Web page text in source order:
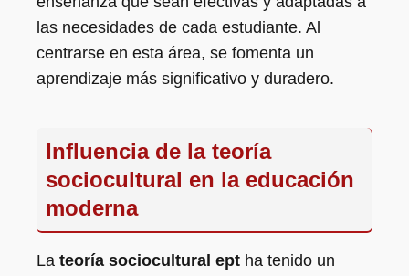
las necesidades de cada estudiante. Al
centrarse en esta área, se fomenta un
aprendizaje más significativo y duradero.
Influencia de la teoría
sociocultural en la educación
moderna
La teoría sociocultural ept ha tenido un